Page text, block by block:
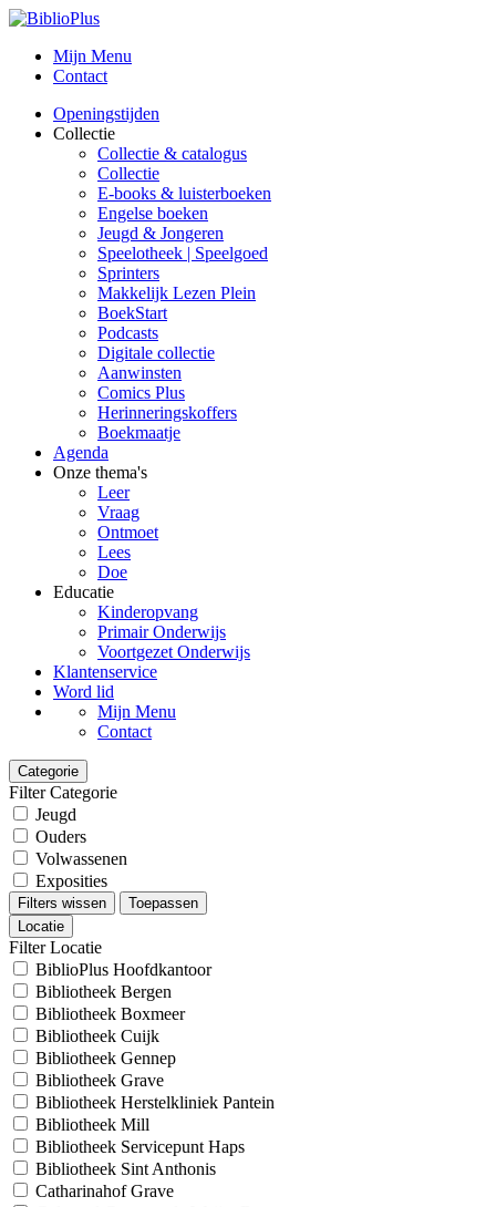
Mijn Menu
Contact
Openingstijden
Collectie
Collectie & catalogus
Collectie
E-books & luisterboeken
Engelse boeken
Jeugd & Jongeren
Speelotheek | Speelgoed
Sprinters
Makkelijk Lezen Plein
BoekStart
Podcasts
Digitale collectie
Aanwinsten
Comics Plus
Herinneringskoffers
Boekmaatje
Agenda
Onze thema's
Leer
Vraag
Ontmoet
Lees
Doe
Educatie
Kinderopvang
Primair Onderwijs
Voortgezet Onderwijs
Klantenservice
Word lid
Mijn Menu
Contact
Categorie
Filter Categorie
Jeugd
Ouders
Volwassenen
Exposities
Filters wissen
Toepassen
Locatie
Filter Locatie
BiblioPlus Hoofdkantoor
Bibliotheek Bergen
Bibliotheek Boxmeer
Bibliotheek Cuijk
Bibliotheek Gennep
Bibliotheek Grave
Bibliotheek Herstelkliniek Pantein
Bibliotheek Mill
Bibliotheek Servicepunt Haps
Bibliotheek Sint Anthonis
Catharinahof Grave